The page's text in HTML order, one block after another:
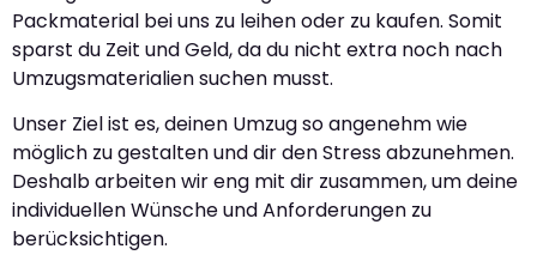
Packmaterial bei uns zu leihen oder zu kaufen. Somit
sparst du Zeit und Geld, da du nicht extra noch nach
Umzugsmaterialien suchen musst.
Unser Ziel ist es, deinen Umzug so angenehm wie
möglich zu gestalten und dir den Stress abzunehmen.
Deshalb arbeiten wir eng mit dir zusammen, um deine
individuellen Wünsche und Anforderungen zu
berücksichtigen.